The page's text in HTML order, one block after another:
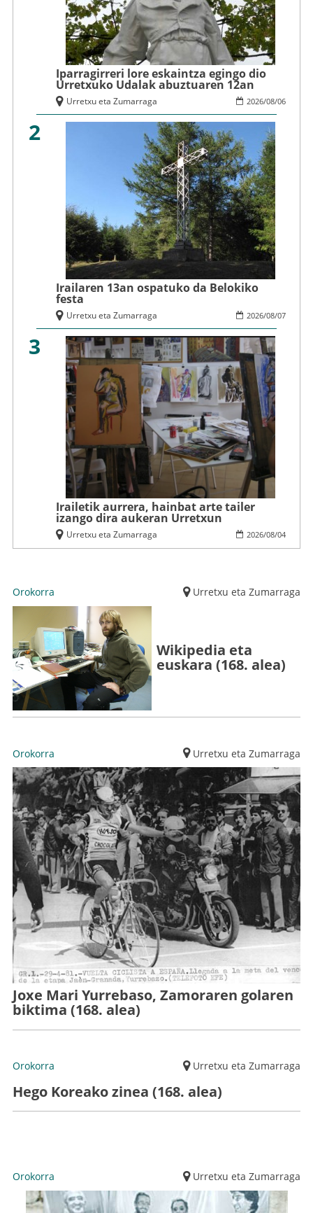
Iparragirreri lore eskaintza egingo dio
Urretxuko Udalak abuztuaren 12an
2026/08/06
Urretxu eta Zumarraga
2
Irailaren 13an ospatuko da Belokiko
festa
2026/08/07
Urretxu eta Zumarraga
3
Irailetik aurrera, hainbat arte tailer
izango dira aukeran Urretxun
2026/08/04
Urretxu eta Zumarraga
Orokorra Urretxu eta Zumarraga
Wikipedia eta
euskara (168. alea)
Orokorra Urretxu eta Zumarraga
Joxe Mari Yurrebaso, Zamoraren golaren
biktima (168. alea)
Orokorra Urretxu eta Zumarraga
Hego Koreako zinea (168. alea)
Orokorra Urretxu eta Zumarraga